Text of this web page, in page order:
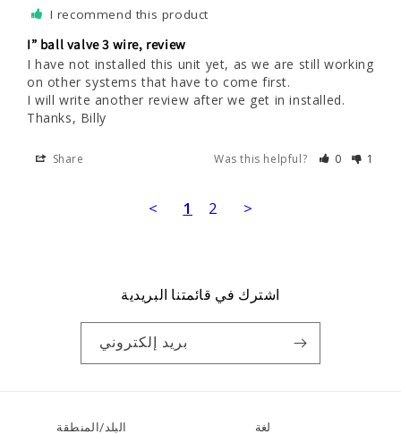
I recommend this product
I” ball valve 3 wire, review
I have not installed this unit yet, as we are still working
on other systems that have to come first.
I will write another review after we get in installed.
Share Was this helpful? 0 1
< 1 2 >
اشترك في قائمتنا البريدية
بريد إلكتروني
البلد/المنطقة لغة